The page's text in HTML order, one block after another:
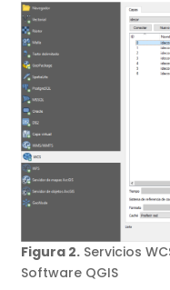
Figura 2.Servicios
Software QGIS